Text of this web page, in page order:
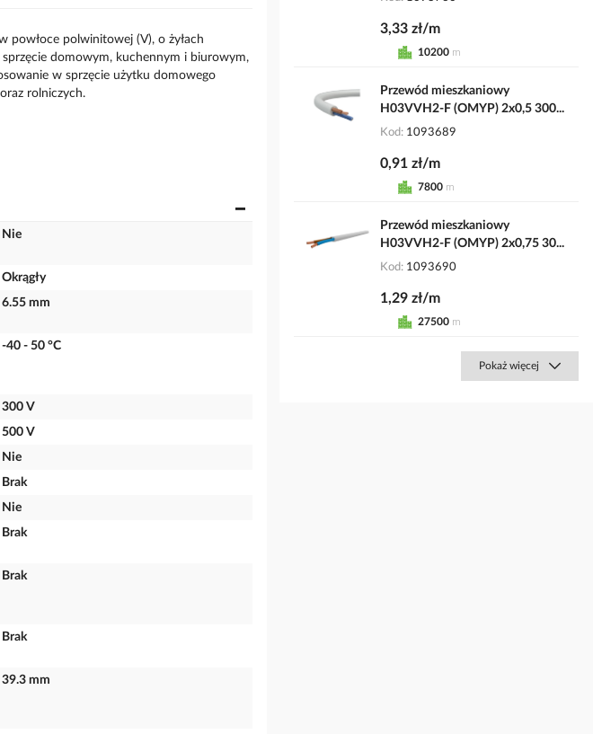
powłoce polwinitowej (V), o żyłach
domowym, kuchennym i biurowym,
w sprzęcie użytku domowego
rolniczych.
Nie
Okrągły
6.55 mm
-40 - 50 °C
300 V
500 V
Nie
Brak
Nie
Brak
Brak
Brak
39.3 mm
3,33 zł/m
10200 m
Przewód mieszkaniowy
H03VVH2-F (OMYP) 2x0,5 300...
Kod 1093689
0,91 zł/m
7800 m
Przewód mieszkaniowy
H03VVH2-F (OMYP) 2x0,75 30...
Kod 1093690
1,29 zł/m
27500 m
Pokaż więcej